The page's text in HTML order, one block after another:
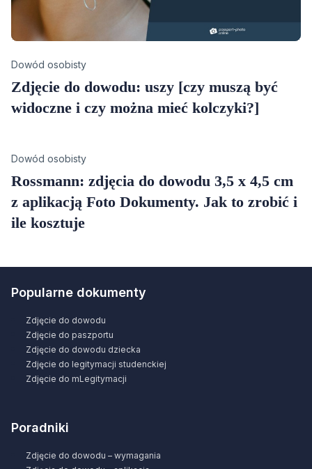
Category
Dowód osobisty
Zdjęcie do dowodu: uszy [czy muszą być
widoczne i czy można mieć kolczyki?]
Category
Dowód osobisty
Rossmann: zdjęcia do dowodu 3,5 x 4,5 cm
z aplikacją Foto Dokumenty. Jak to zrobić i
ile kosztuje
Popularne dokumenty
Zdjęcie do dowodu
Zdjęcie do paszportu
Zdjęcie do dowodu dziecka
Zdjęcie do legitymacji studenckiej
Zdjęcie do mLegitymacji
Poradniki
Zdjęcie do dowodu – wymagania